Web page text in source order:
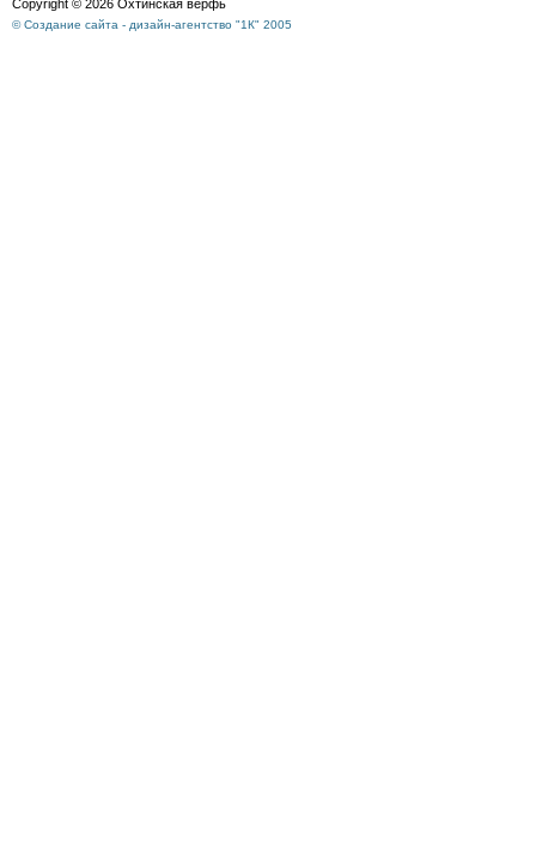
Copyright © 2026 Охтинская верфь
© Создание сайта - дизайн-агентство "1К" 2005